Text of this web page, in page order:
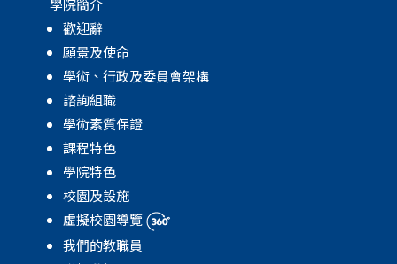
學院簡介
歡迎辭
願景及使命
學術、行政及委員會架構
諮詢組職
學術素質保證
課程特色
學院特色
校園及設施
虛擬校園導覽
我們的教職員